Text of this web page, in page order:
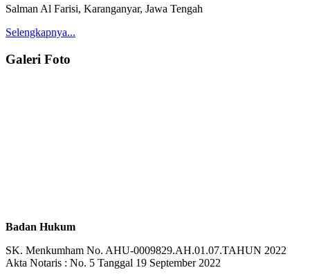
Salman Al Farisi, Karanganyar, Jawa Tengah
Selengkapnya...
Galeri Foto
Badan Hukum
SK. Menkumham No. AHU-0009829.AH.01.07.TAHUN 2022
Akta Notaris : No. 5 Tanggal 19 September 2022